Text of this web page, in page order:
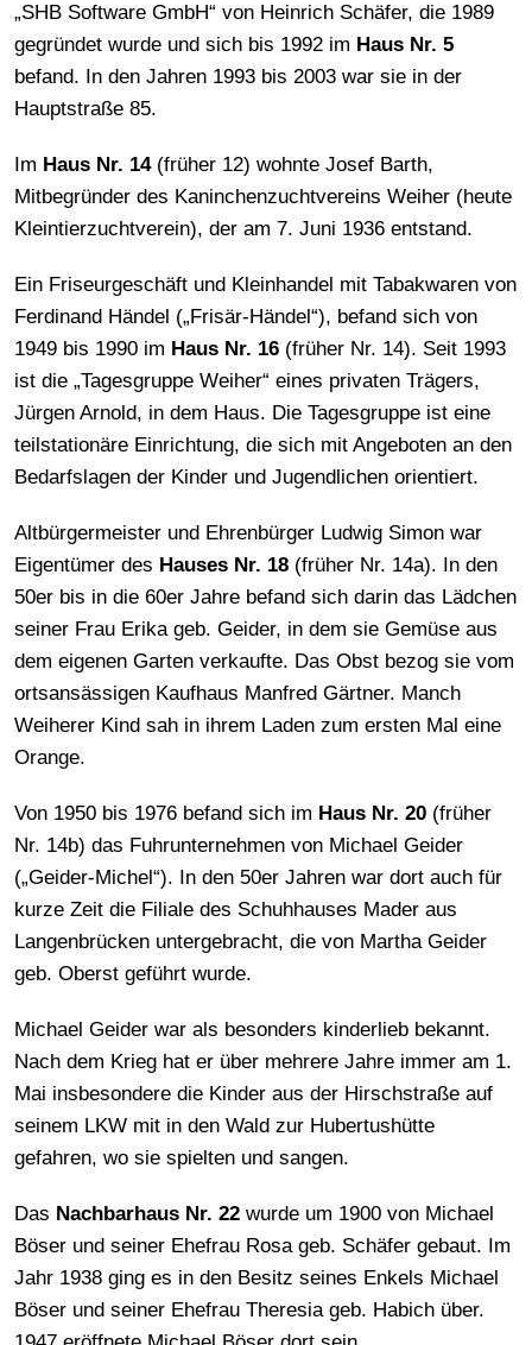
„SHB Software GmbH“ von Heinrich Schäfer, die 1989
gegründet wurde und sich bis 1992 im Haus Nr. 5
befand. In den Jahren 1993 bis 2003 war sie in der
Hauptstraße 85.
Im Haus Nr. 14(früher 12) wohnte Josef Barth,
Mitbegründer des Kaninchenzuchtvereins Weiher (heute
Kleintierzuchtverein), der am 7. Juni 1936 entstand.
Ein Friseurgeschäft und Kleinhandel mit Tabakwaren von
Ferdinand Händel („Frisär-Händel“), befand sich von
1949 bis 1990 im Haus Nr. 16 (früher Nr. 14). Seit 1993
ist die „Tagesgruppe Weiher“ eines privaten Trägers,
Jürgen Arnold, in dem Haus. Die Tagesgruppe ist eine
teilstationäre Einrichtung, die sich mit Angeboten an den
Bedarfslagen der Kinder und Jugendlichen orientiert.
Altbürgermeister und Ehrenbürger Ludwig Simon war
Eigentümer des Hauses Nr. 18 (früher Nr. 14a). In den
50er bis in die 60er Jahre befand sich darin das Lädchen
seiner Frau Erika geb. Geider, in dem sie Gemüse aus
dem eigenen Garten verkaufte. Das Obst bezog sie vom
ortsansässigen Kaufhaus Manfred Gärtner. Manch
Weiherer Kind sah in ihrem Laden zum ersten Mal eine
Orange.
Von 1950 bis 1976 befand sich im Haus Nr. 20 (früher
Nr. 14b) das Fuhrunternehmen von Michael Geider
(„Geider-Michel“). In den 50er Jahren war dort auch für
kurze Zeit die Filiale des Schuhhauses Mader aus
Langenbrücken untergebracht, die von Martha Geider
geb. Oberst geführt wurde.
Michael Geider war als besonders kinderlieb bekannt.
Nach dem Krieg hat er über mehrere Jahre immer am 1.
Mai insbesondere die Kinder aus der Hirschstraße auf
seinem LKW mit in den Wald zur Hubertushütte
gefahren, wo sie spielten und sangen.
Das Nachbarhaus Nr. 22 wurde um 1900 von Michael
Böser und seiner Ehefrau Rosa geb. Schäfer gebaut. Im
Jahr 1938 ging es in den Besitz seines Enkels Michael
Böser und seiner Ehefrau Theresia geb. Habich über.